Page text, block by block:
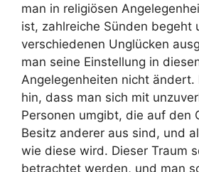
man in religiösen
ist, zahlreiche Sünden begeht
verschiedenen Unglücken
man seine Einstellung in
Angelegenheiten nicht
hin, dass man sich mit
Personen umgibt, die auf den
Besitz anderer aus sind, und
wie diese wird. Dieser Traum
betrachtet werden, und man